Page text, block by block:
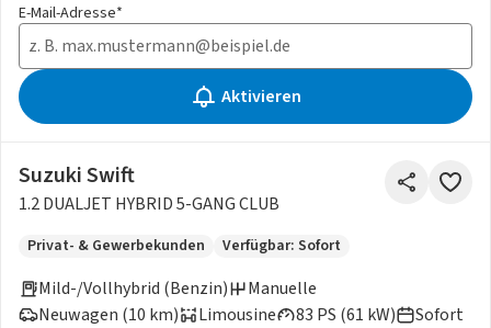
E-Mail-Adresse*
Aktivieren
Suzuki Swift
1.2 DUALJET HYBRID 5-GANG CLUB
Privat- & Gewerbekunden Verfügbar: Sofort
Mild-/Vollhybrid (Benzin)
Neuwagen (10 km)
83 PS (61 kW)
Manuelle
Limousine
Sofort